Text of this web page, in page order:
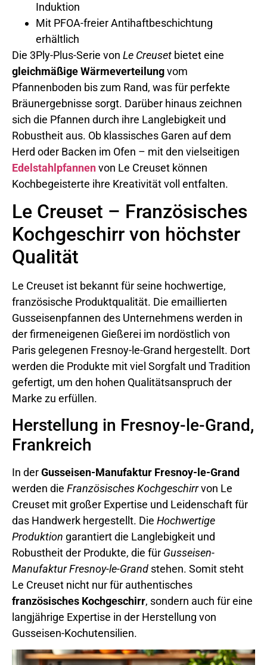
Induktion
Mit PFOA-freier Antihaftbeschichtung
erhältlich
Die 3Ply-Plus-Serie von Le Creuset bietet eine
gleichmäßige Wärmeverteilungvom
Pfannenboden bis zum Rand, was für perfekte
Bräunergebnisse sorgt. Darüber hinaus zeichnen
sich die Pfannen durch ihre Langlebigkeit und
Robustheit aus. Ob klassisches Garen auf dem
Herd oder Backen im Ofen – mit den vielseitigen
Edelstahlpfannenvon Le Creuset können
Kochbegeisterte ihre Kreativität voll entfalten.
Le Creuset – Französisches
Kochgeschirr von höchster
Qualität
Le Creuset ist bekannt für seine hochwertige,
französische Produktqualität. Die emaillierten
Gusseisenpfannen des Unternehmens werden in
der firmeneigenen Gießerei im nordöstlich von
Paris gelegenen Fresnoy-le-Grand hergestellt. Dort
werden die Produkte mit viel Sorgfalt und Tradition
gefertigt, um den hohen Qualitätsanspruch der
Marke zu erfüllen.
Herstellung in Fresnoy-le-Grand,
Frankreich
In derGusseisen-Manufaktur Fresnoy-le-Grand
werden die Französisches Kochgeschirrvon Le
Creuset mit großer Expertise und Leidenschaft für
das Handwerk hergestellt. Die Hochwertige
Produktion garantiert die Langlebigkeit und
Robustheit der Produkte, die für Gusseisen-
Manufaktur Fresnoy-le-Grand stehen. Somit steht
Le Creuset nicht nur für authentisches
französisches Kochgeschirr, sondern auch für eine
langjährige Expertise in der Herstellung von
Gusseisen-Kochutensilien.